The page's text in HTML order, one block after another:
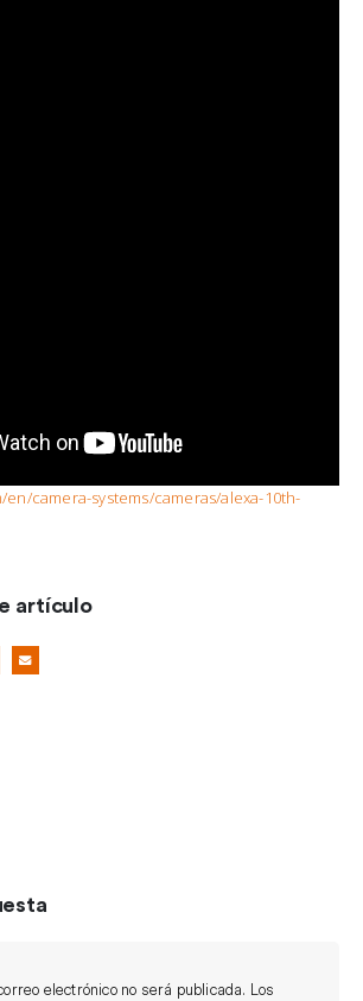
en/camera-systems/cameras/alexa-10th-
artículo
electrónico no será publicada. Los